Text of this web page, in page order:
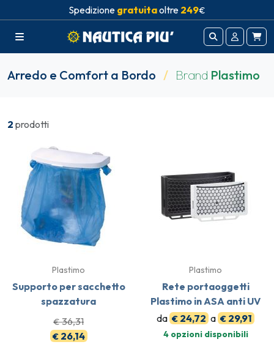
Spedizione gratuitaoltre 249€
Arredo e Comfort a Bordo / Brand Plastimo
2 prodotti
Plastimo
Supporto per sacchetto
spazzatura
€36,31
€26,14
Plastimo
Rete portaoggetti
Plastimo in ASA anti UV
da € 24,72 a € 29,91
4 opzioni disponibili